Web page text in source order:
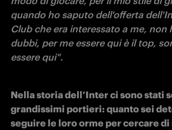
quando ho saputo dell'offerta
Club che era interessato a me, non
dubbi, per me essere qui è il top,
essere qui".
Nella storia dell’Inter ci sono stati
grandissimi portieri: quanto sei
seguire le loro orme per cercare